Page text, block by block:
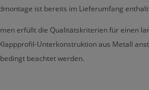
ist bereits im Lieferumfang
erfüllt die Qualitätskriterien für einen
Unterkonstruktion aus Metall
beachtet werden.